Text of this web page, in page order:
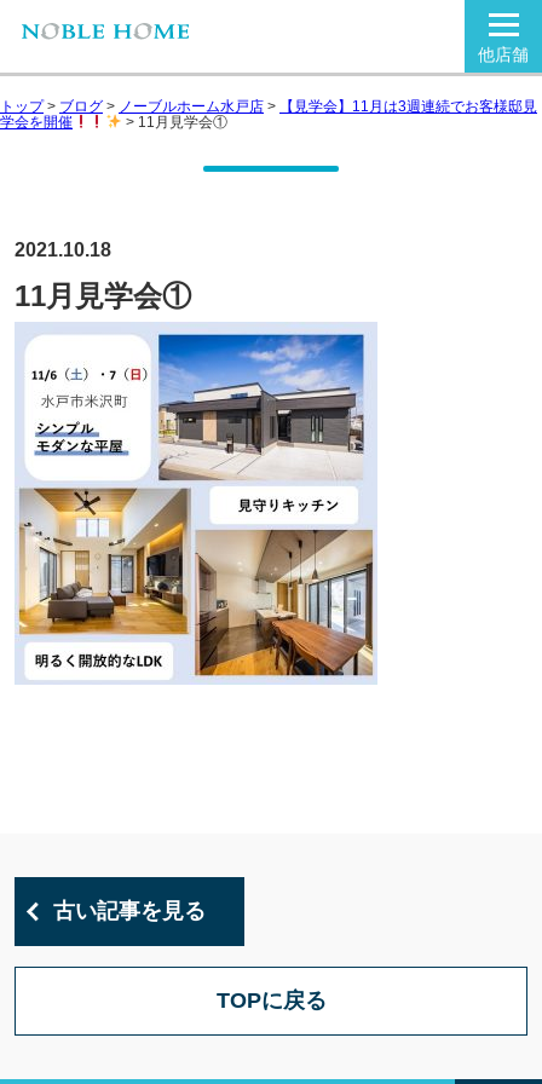
他店舗
トップ> ブログ > ノーブルホーム水戸店 >
【見学会】11月は3週連続でお客様邸見
学会を開催
> 11月見学会①
2021.10.18
11月見学会①
古い記事を見る
TOPに戻る